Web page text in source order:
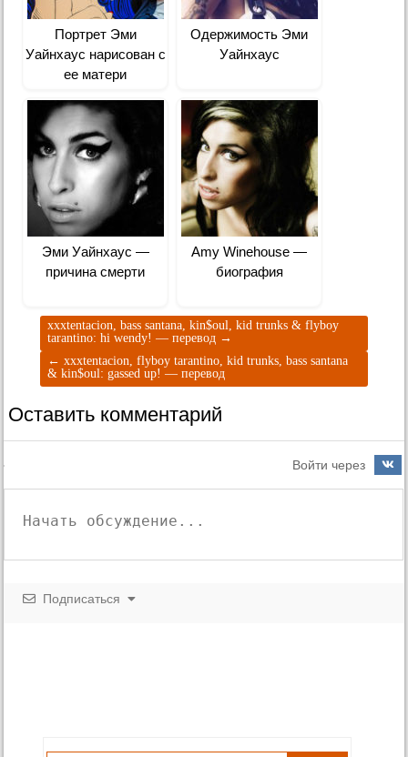
Портрет Эми
Уайнхаус нарисован с
ее матери
Одержимость Эми
Уайнхаус
Эми Уайнхаус —
причина смерти
Amy Winehouse —
биография
xxxtentacion, bass santana, kin$oul, kid trunks & flyboy
tarantino: hi wendy! — перевод →
← xxxtentacion, flyboy tarantino, kid trunks, bass santana
& kin$oul: gassed up! — перевод
Оставить комментарий
Войти через
Подписаться